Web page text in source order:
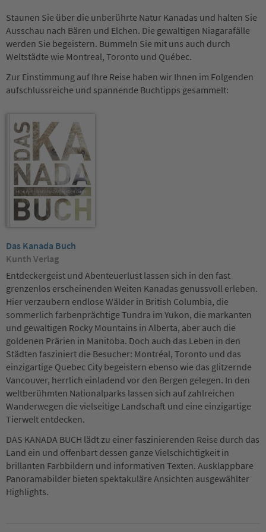
Staunen Sie über die unberührte Natur Kanadas und halten Sie
Ausschau nach Bären und Elchen. Die gewaltigen Niagarafälle
werden Sie begeistern. Bummeln Sie mit uns auch durch
Weltstädte wie Montreal, Toronto und Québec.
Zur Einstimmung auf Ihre Reise haben wir Ihnen im Folgenden
aufschlussreiche und spannende Buchtipps gesammelt:
Das Kanada Buch
Kunth Verlag
Entdeckergeist und Abenteuerlust lassen sich in den fast
grenzenlos erscheinenden Weiten Kanadas genussvoll erleben.
Hier verzaubern endlose Wälder in British Columbia, die
sommerlich farbenprächtige Tundra im Yukon, die markanten
und gewaltigen Rocky Mountains in Alberta, aber auch die
goldenen Prärien in Manitoba. Doch auch das Leben in den
Städten fasziniert die Besucher: Montréal, Toronto und das
einzigartige Quebec City begeistern ebenso wie das glitzernde
Vancouver, herrlich einladend vor den Bergen gelegen. In den
weltberühmten Nationalparks lassen sich auf zahlreichen
Wanderwegen dievielseitige Landschaft und eine einzigartige
Tierwelt entdecken.
DAS KANADA BUCH lädt zu einer faszinierenden Reise durch das
Land ein und offenbart dessen ganze Vielschichtigkeit in
brillanten Farbbildern und informativen Texten. Ausklappbare
Panoramabilder bieten spektakuläre Ansichten ausgewählter
Highlights.